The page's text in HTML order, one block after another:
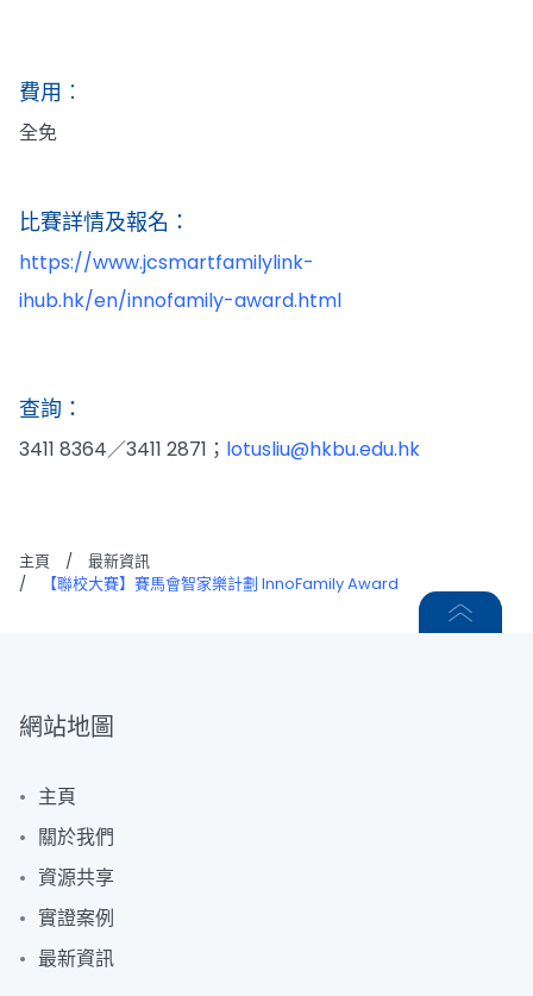
費用︰
全免
比賽詳情及報名：
https://www.jcsmartfamilylink-
ihub.hk/en/innofamily-award.html
查詢：
3411 8364／3411 2871； lotusliu@hkbu.edu.hk
主頁 /
最新資訊
/
【聯校大賽】賽馬會智家樂計劃 InnoFamily Award
網站地圖
主頁
關於我們
資源共享
實證案例
最新資訊